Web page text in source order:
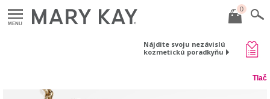
MENU
0
Nájdite svoju nezávislú
kozmetickú poradkyňu
Tlač